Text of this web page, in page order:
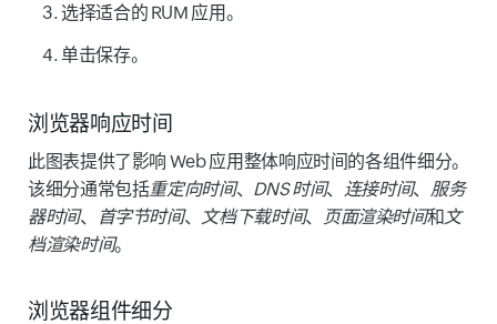
选择适合的 RUM 应用。
单击保存。
浏览器响应时间
此图表提供了影响 Web 应用整体响应时间的各组件细分。
该细分通常包括重定向时间、 DNS 时间、 连接时间、 服务
器时间、 首字节时间、 文档下载时间、 页面渲染时间和文
档渲染时间。
浏览器组件细分